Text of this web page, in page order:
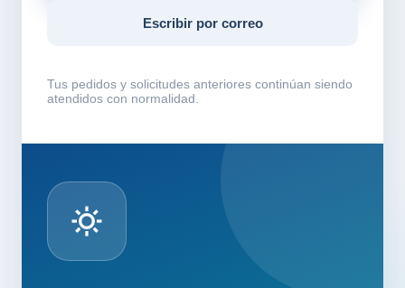
Escribir por correo
Tus pedidos y solicitudes anteriores continúan siendo
atendidos con normalidad.